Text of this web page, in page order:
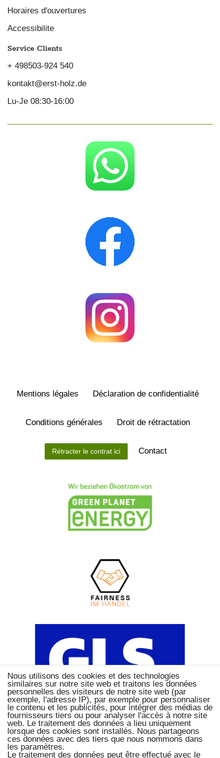
Horaires d'ouvertures
Accessibilite
Service Clients
+ 498503-924 540
kontakt@erst-holz.de
Lu-Je 08:30-16:00
Mentions légales Déclaration de confidentialité
Conditions générales Droit de rétractation
Rétracter le contrat ici Contact
Nous utilisons des cookies et des technologies
similaires sur notre site web et traitons les données
personnelles des visiteurs de notre site web (par
exemple, l'adresse IP), par exemple pour personnaliser
le contenu et les publicités, pour intégrer des médias de
fournisseurs tiers ou pour analyser l'accès à notre site
web. Le traitement des données a lieu uniquement
lorsque des cookies sont installés. Nous partageons
ces données avec des tiers que nous nommons dans
les paramètres.
Le traitement des données peut être effectué avec le